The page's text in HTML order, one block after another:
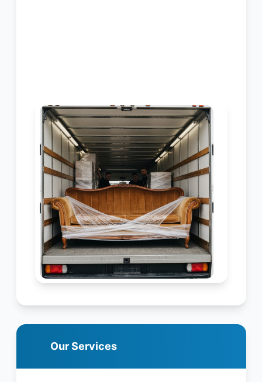
Our Services